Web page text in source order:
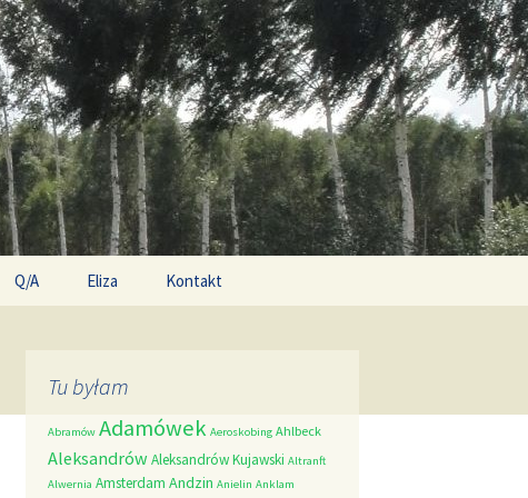
Q/A Eliza Kontakt
Tu byłam
Abramów Adamówek Aeroskobing Ahlbeck
AleksandrówAleksandrów Kujawski Altranft
Alwernia Amsterdam Andzin Anielin Anklam